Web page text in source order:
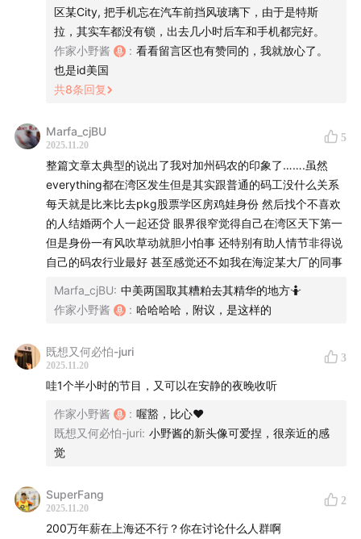
【时间线】
区某City, 把手机忘在汽车前挡风玻璃下，由于是特斯
拉，其实车都没有锁，出去几小时后车和手机都完好。
作家小野酱
: 看看留言区也有赞同的，我就放心了。
也是id美国
共8条回复
Marfa_cjBU
2025.11.20
5
整篇文章太典型的说出了我对加州码农的印象了…….虽然
everything都在湾区发生但是其实跟普通的码工没什么关系
每天就是比来比去pkg股票学区房鸡娃身份 然后找个不喜欢
的人结婚两个人一起还贷 眼界很窄觉得自己在湾区天下第一
但是身份一有风吹草动就胆小怕事 还特别有助人情节非得说
自己的码农行业最好 甚至感觉还不如我在海淀某大厂的同事
Marfa_cjBU: 中美两国取其糟粕去其精华的地方🤷
作家小野酱
: 哈哈哈哈，附议，是这样的
既想又何必怕-juri
2025.11.20
3
哇1个半小时的节目，又可以在安静的夜晚收听
作家小野酱 : 喔豁，比心❤️
既想又何必怕-juri: 小野酱的新头像可爱捏，很亲近的感
觉
SuperFang
2025.11.20
2
200万年薪在上海还不行？你在讨论什么人群啊